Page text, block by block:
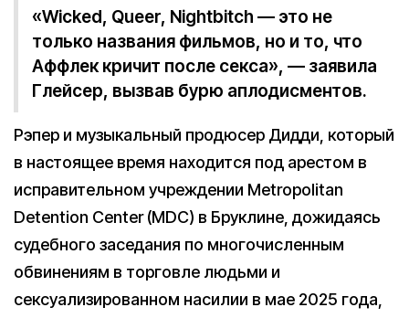
«Wicked, Queer, Nightbitch — это не
только названия фильмов, но и то, что
Аффлек кричит после секса», — заявила
Глейсер, вызвав бурю аплодисментов.
Рэпер и музыкальный продюсер Дидди, который
в настоящее время находится под арестом в
исправительном учреждении Metropolitan
Detention Center (MDC) в Бруклине, дожидаясь
судебного заседания по многочисленным
обвинениям в торговле людьми и
сексуализированном насилии в мае 2025 года,